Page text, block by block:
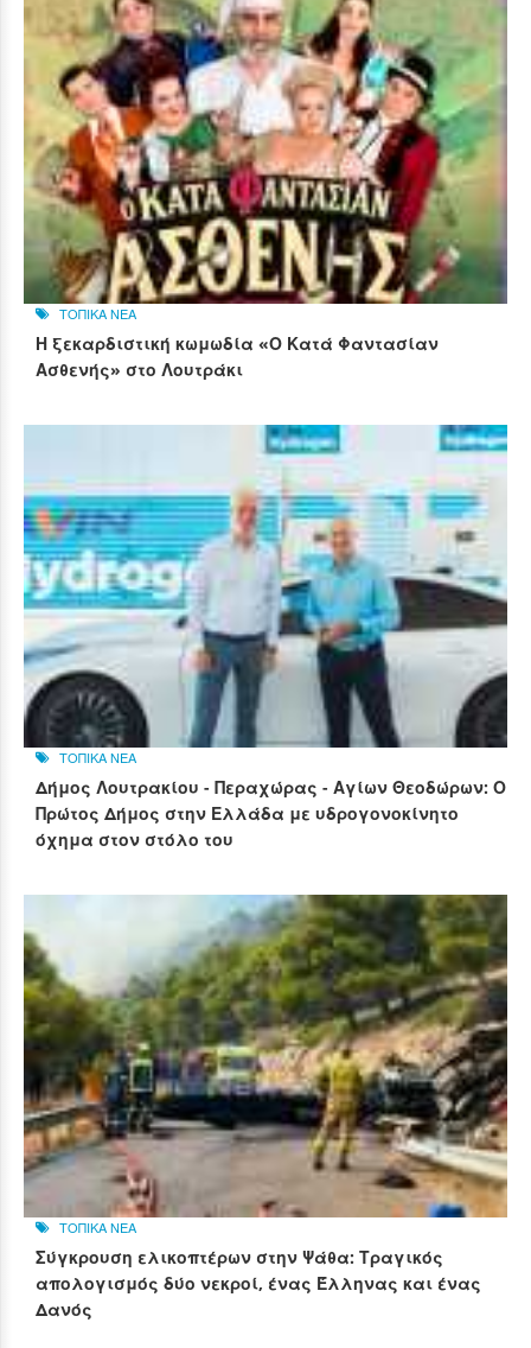
ΤΟΠΙΚΑ ΝΕΑ
Η ξεκαρδιστική κωμωδία «Ο Κατά Φαντασίαν
Ασθενής» στο Λουτράκι
ΤΟΠΙΚΑ ΝΕΑ
Δήμος Λουτρακίου - Περαχώρας - Αγίων Θεοδώρων: Ο
Πρώτος Δήμος στην Ελλάδα με υδρογονοκίνητο
όχημα στον στόλο του
ΤΟΠΙΚΑ ΝΕΑ
Σύγκρουση ελικοπτέρων στην Ψάθα: Τραγικός
απολογισμός δύο νεκροί, ένας Έλληνας και ένας
Δανός